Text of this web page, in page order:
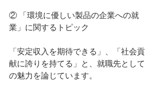
② 「環境に優しい製品の企業への就
業」に関するトピック
「安定収入を期待できる」、「社会貢
献に誇りを持てる」と、就職先として
の魅力を論じています。